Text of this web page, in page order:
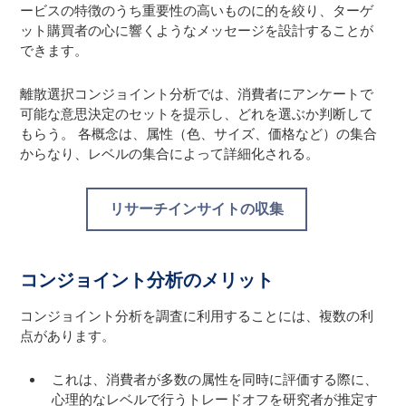
ービスの特徴のうち重要性の高いものに的を絞り、ターゲ
ット購買者の心に響くようなメッセージを設計することが
できます。
離散選択コンジョイント分析では、消費者にアンケートで
可能な意思決定のセットを提示し、どれを選ぶか判断して
もらう。 各概念は、属性（色、サイズ、価格など）の集合
からなり、レベルの集合によって詳細化される。
リサーチインサイトの収集
コンジョイント分析のメリット
コンジョイント分析を調査に利用することには、複数の利
点があります。
これは、消費者が多数の属性を同時に評価する際に、
心理的なレベルで行うトレードオフを研究者が推定す